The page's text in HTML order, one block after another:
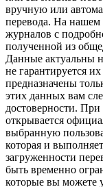
вручную или
перевода. На нашем
журналов с
полученной из
Данные актуальны
не гарантируется
предназначены
этих данных вам
достоверности.
открывается
выбранную
которая и
загруженности
быть временно
которые вы можете